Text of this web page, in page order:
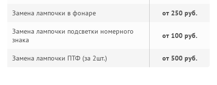
Замена лампочки в фонаре от 250 руб.
Замена лампочки подсветки номерного
знака
от 100 руб.
Замена лампочки ПТФ (за 2шт.) от 500 руб.